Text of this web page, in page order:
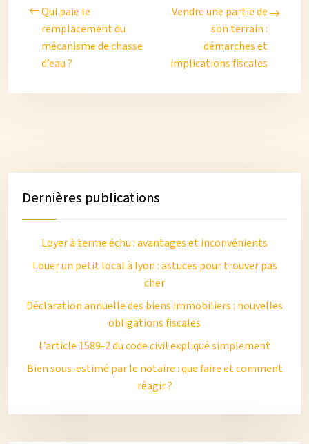
Qui paie le
remplacement du
mécanisme de chasse
d’eau ?
Vendre une partie de
son terrain :
démarches et
implications fiscales
Dernières publications
Loyer à terme échu : avantages et inconvénients
Louer un petit local à lyon : astuces pour trouver pas
cher
Déclaration annuelle des biens immobiliers : nouvelles
obligations fiscales
L’article 1589-2 du code civil expliqué simplement
Bien sous-estimé par le notaire : que faire et comment
réagir ?